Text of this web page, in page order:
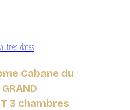
dates
Cabane du
3 chambres